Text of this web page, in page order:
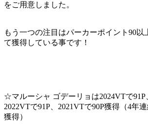
をご用意しました。
もう一つの注目はパーカーポイント90以
て獲得している事です！
☆マルーシャ ゴデーリョは2024VTで91P
2022VTで91P、2021VTで90P獲得（4年
獲得）